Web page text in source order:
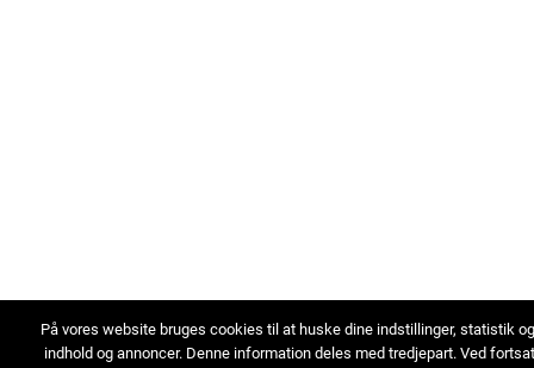
På vores website bruges cookies til at huske dine indstillinger, statistik
indhold og annoncer. Denne information deles med tredjepart. Ved